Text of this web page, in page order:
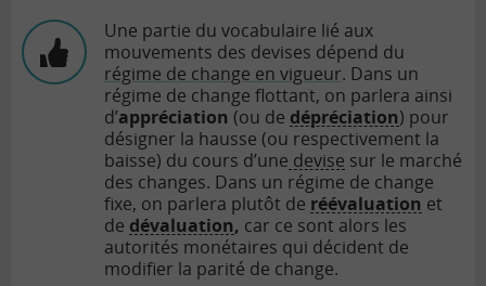
Une partie du vocabulaire lié aux
mouvements des devises dépend du
régime de change en vigueur. Dans un
régime de change flottant, on parlera ainsi
d’appréciation (ou de dépréciation) pour
désigner la hausse (ou respectivement la
baisse) du cours d’une devise sur le marché
des changes. Dans un régime de change
fixe, on parlera plutôt de réévaluation et
de dévaluation, car ce sont alors les
autorités monétaires qui décident de
modifier la parité de change.